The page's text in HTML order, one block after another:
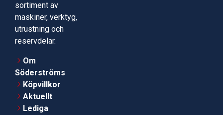
sortiment av
maskiner, verktyg,
utrustning och
reservdelar.
Om
Söderströms
Köpvillkor
Aktuellt
Lediga